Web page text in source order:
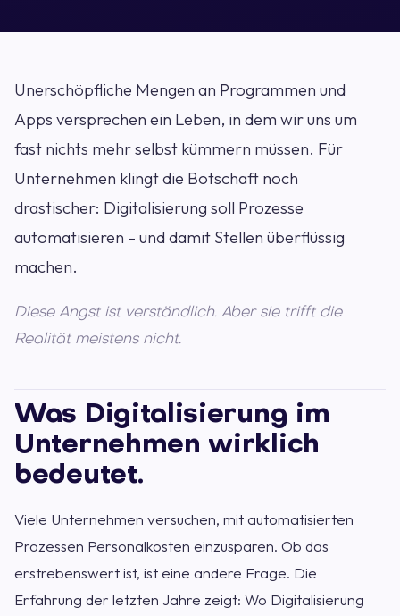
Unerschöpfliche Mengen an Programmen und
Apps versprechen ein Leben, in dem wir uns um
fast nichts mehr selbst kümmern müssen. Für
Unternehmen klingt die Botschaft noch
drastischer: Digitalisierung soll Prozesse
automatisieren – und damit Stellen überflüssig
machen.
Diese Angst ist verständlich. Aber sie trifft die
Realität meistens nicht.
Was Digitalisierung im
Unternehmen wirklich
bedeutet.
Viele Unternehmen versuchen, mit automatisierten
Prozessen Personalkosten einzusparen. Ob das
erstrebenswert ist, ist eine andere Frage. Die
Erfahrung der letzten Jahre zeigt: Wo Digitalisierung